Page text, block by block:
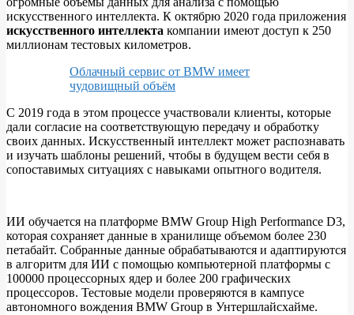
искусственного интеллекта. К октябрю 2020 года приложения
искусственного интеллекта компании имеют доступ к 250
миллионам тестовых километров.
Облачный сервис от BMW имеет
чудовищный объём
С 2019 года в этом процессе участвовали клиенты, которые
дали согласие на соответствующую передачу и обработку
своих данных. Искусственный интеллект может распознавать
и изучать шаблоны решений, чтобы в будущем вести себя в
сопоставимых ситуациях с навыками опытного водителя.
ИИ обучается на платформе BMW Group High Performance D3,
которая сохраняет данные в хранилище объемом более 230
петабайт. Собранные данные обрабатываются и адаптируются
в алгоритм для ИИ с помощью компьютерной платформы с
100000 процессорных ядер и более 200 графических
процессоров. Тестовые модели проверяются в кампусе
автономного вождения BMW Group в Унтершлайсхайме.